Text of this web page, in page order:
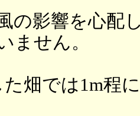
の影響を心配
ません。
畑では1m程